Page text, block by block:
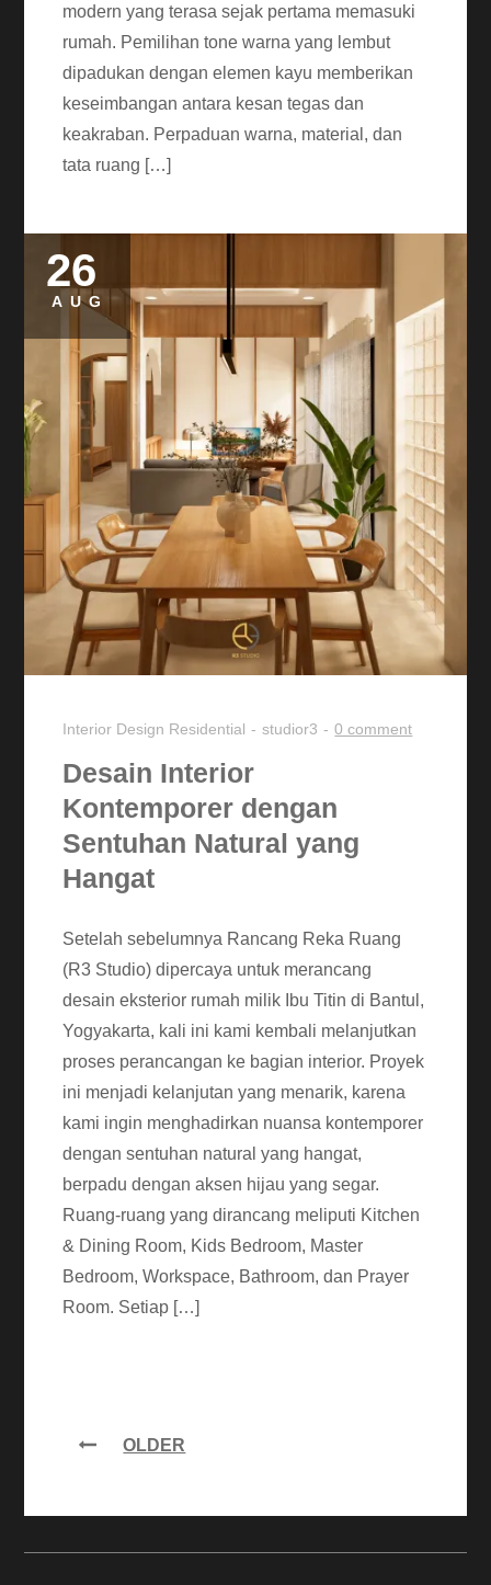
modern yang terasa sejak pertama memasuki
rumah. Pemilihan tone warna yang lembut
dipadukan dengan elemen kayu memberikan
keseimbangan antara kesan tegas dan
keakraban. Perpaduan warna, material, dan
tata ruang […]
26
AUG
Interior Design Residential studior3 0 comment
Desain Interior
Kontemporer dengan
Sentuhan Natural yang
Hangat
Setelah sebelumnya Rancang Reka Ruang
(R3 Studio) dipercaya untuk merancang
desain eksterior rumah milik Ibu Titin di Bantul,
Yogyakarta, kali ini kami kembali melanjutkan
proses perancangan ke bagian interior. Proyek
ini menjadi kelanjutan yang menarik, karena
kami ingin menghadirkan nuansa kontemporer
dengan sentuhan natural yang hangat,
berpadu dengan aksen hijau yang segar.
Ruang-ruang yang dirancang meliputi Kitchen
& Dining Room, Kids Bedroom, Master
Bedroom, Workspace, Bathroom, dan Prayer
Room. Setiap […]
OLDER